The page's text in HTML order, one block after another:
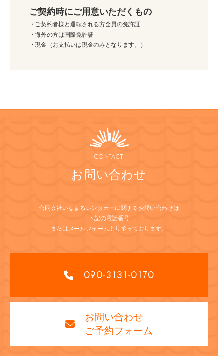
ご契約時にご用意いただくもの
・ご契約者様と運転される方全員の免許証
・海外の方は国際免許証
・現金（お支払いは現金のみとなります。）
CONTACT
お問い合わせ
合同会社いなまるレンタカーに関するお問い合わせは
下記の電話番号
またはメールフォームより承っております。
090-3131-0170
お問い合わせ
ご予約フォーム